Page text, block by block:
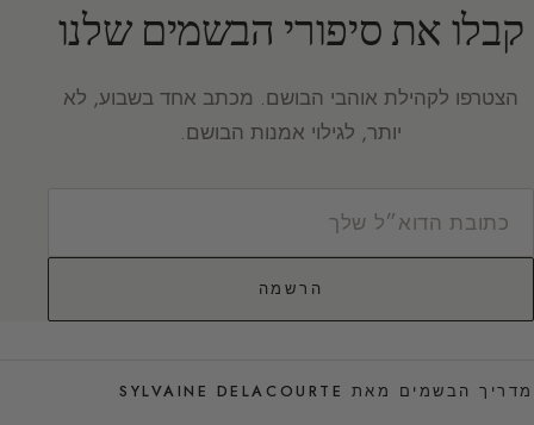
קבלו את סיפורי הבשמים שלנו
הצטרפו לקהילת אוהבי הבושם. מכתב אחד בשבוע, לא
יותר, לגילוי אמנות הבושם.
הרשמה
מדריך הבשמים מאת SYLVAINE DELACOURTE